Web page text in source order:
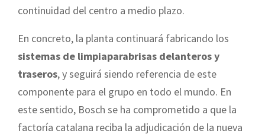
continuidad del centro a medio plazo.
En concreto, la planta continuará fabricando los
sistemas de limpiaparabrisas delanteros y
traseros, y seguirá siendo referencia de este
componente para el grupo en todo el mundo. En
este sentido, Bosch se ha comprometido a que la
factoría catalana reciba la adjudicación de la nueva